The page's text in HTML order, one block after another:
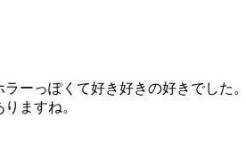
ーっぽくて好き好きの好きでした。
ますね。